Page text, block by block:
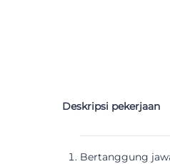
Deskripsi pekerjaan
Bertanggung